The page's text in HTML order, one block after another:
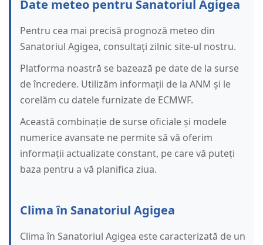
Date meteo pentru Sanatoriul Agigea
Pentru cea mai precisă prognoză meteo din
Sanatoriul Agigea, consultați zilnic site-ul nostru.
Platforma noastră se bazează pe date de la surse
de încredere. Utilizăm informații de la ANM și le
corelăm cu datele furnizate de ECMWF.
Această combinație de surse oficiale și modele
numerice avansate ne permite să vă oferim
informații actualizate constant, pe care vă puteți
baza pentru a vă planifica ziua.
Clima în Sanatoriul Agigea
Clima în Sanatoriul Agigea este caracterizată de un